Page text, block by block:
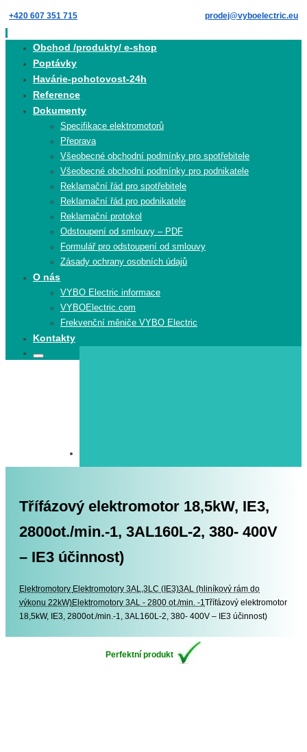
Skip
to
content
+420 607 351 715 prodej@vyboelectric.eu
Obchod /produkty/ e-shop
Poptávky
Havárie-pohotovost-24h
Reference
Dokumenty
Specifikace elektromotorů
Přeprava
Všeobecné obchodní podmínky pro spotřebitele
Všeobecné obchodní podmínky pro podnikatele
Reklamační řád pro spotřebitele
Reklamační řád pro podnikatele
Reklamační protokol
Odstoupení od smlouvy – PDF
Formulář pro odstoupení od smlouvy
Zásady ochrany osobních údajů
O nás
VYBO Electric informace
VYBOElectric.com
Frekvenční měniče VYBO Electric
Kontakty
Search
Search
Třífázový elektromotor 18,5kW, IE3,
2800ot./min.-1, 3AL160L-2, 380- 400V
– IE3 účinnost)
Elektromotory Elektromotory
Elektromotory 3AL,3LC (IE3)3AL (hliníkový rám do
výkonu 22kW)Elektromotory 3AL - 2800 ot./min. -1Třífázový elektromotor
18,5kW, IE3, 2800ot./min.-1, 3AL160L-2, 380- 400V – IE3 účinnost)
Perfektní produkt